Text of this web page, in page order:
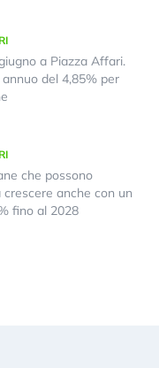
a Piazza Affari.
del 4,85% per
che possono
anche con un
fino al 2028